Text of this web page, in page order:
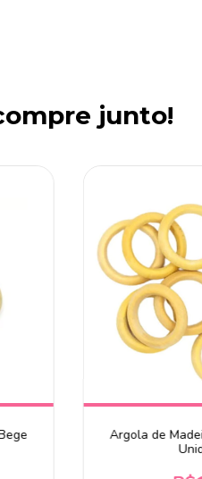
junto!
Argola de